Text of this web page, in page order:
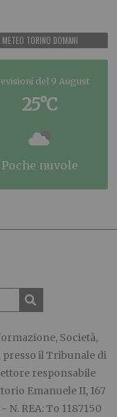
METEO TORINO DOMANI
del 9 August
25°C
poche nuvole
Società,
il Tribunale di
responsabile
Emanuele II, 167
N. REA: To 1187150